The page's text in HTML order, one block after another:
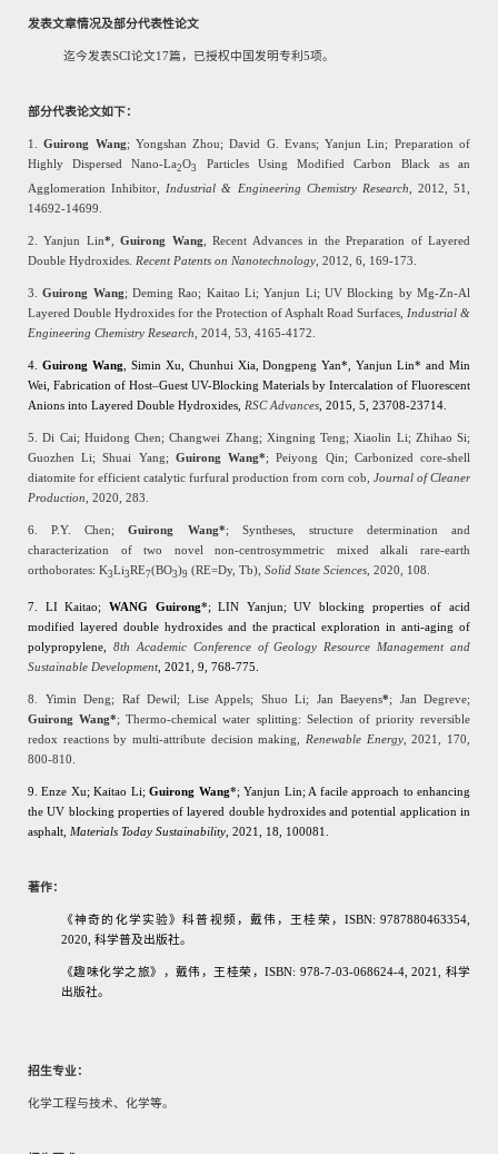
发表文章情况及部分代表性论文
迄今发表SCI论文17篇，已授权中国发明专利5项。
部分代表论文如下：
1.Guirong Wang; Yongshan Zhou; David G. Evans; Yanjun Lin; Preparation of
Highly Dispersed Nano-La2O3
Particles Using Modified Carbon Black as an
Agglomeration Inhibitor, Industrial & Engineering Chemistry Research , 2012, 51,
14692-14699.
2. Yanjun Lin* ,Guirong Wang , Recent Advances in the Preparation of Layered
Double Hydroxides. Recent Patents on Nanotechnology , 2012, 6, 169-173.
3.Guirong Wang; Deming Rao; Kaitao Li; Yanjun Li; UV Blocking by Mg-Zn-Al
Layered Double Hydroxides for the Protection of Asphalt Road Surfaces, Industrial &
Engineering Chemistry Research , 2014, 53, 4165-4172.
4. Guirong Wang , Simin Xu, Chunhui Xia, Dongpeng Yan*, Yanjun Lin* and Min
Wei, Fabrication of Host–Guest UV-Blocking Materials by Intercalation of Fluorescent
Anions into Layered Double Hydroxides, RSC Advances , 2015, 5, 23708-23714.
5. Di Cai; Huidong Chen; Changwei Zhang; Xingning Teng; Xiaolin Li; Zhihao Si;
Guozhen Li; Shuai Yang; Guirong Wang*; Peiyong Qin; Carbonized core-shell
diatomite for efficient catalytic furfural production from corn cob, Journal of Cleaner
Production , 2020, 283.
6. P.Y. Chen;Guirong Wang*; Syntheses, structure determination and
characterization of two novel non-centrosymmetric mixed alkali rare-earth
orthoborates: K3Li3RE7(BO3)9 (RE=Dy, Tb), Solid State Sciences , 2020, 108
7. LI Kaitao; WANG Guirong*; LIN Yanjun; UV blocking properties of acid
modified layered double hydroxides and the practical exploration in anti-aging of
polypropylene, 8th Academic Conference of Geology Resource Management and
Sustainable Development , 2021, 9, 768-775.
8. Yimin Deng; Raf Dewil; Lise Appels; Shuo Li; Jan Baeyens*; Jan Degreve;
Guirong Wang*; Thermo-chemical water splitting: Selection of priority reversible
redox reactions by multi-attribute decision making, Renewable Energy, 2021, 170,
800-810.
9. Enze Xu; Kaitao Li;Guirong Wang*; Yanjun Lin; A facile approach to enhancing
the UV blocking properties of layered double hydroxides and potential application in
asphalt, Materials Today Sustainability , 2021, 18, 100081.
著作：
《神奇的化学实验》科普视频，戴伟， 王桂荣 ， ISBN: 9787880463354,
2020, 科学普及出版社。
《趣味化学之旅》，戴伟， 王桂荣 ，ISBN: 978-7-03-068624-4, 2021, 科学
出版社。
招生专业：
化学工程与技术、化学等。